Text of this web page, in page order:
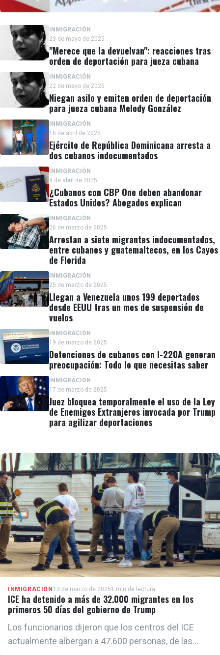
INMIGRACIÓN
23 de mayo de 2025
"Merece que la devuelvan": reacciones tras
orden de deportación para jueza cubana
INMIGRACIÓN
22 de mayo de 2025
Niegan asilo y emiten orden de deportación
para jueza cubana Melody González
INMIGRACIÓN
16 de abril de 2025
Ejército de República Dominicana arresta a
dos cubanos indocumentados
INMIGRACIÓN
9 de abril de 2025
¿Cubanos con CBP One deben abandonar
Estados Unidos? Abogados explican
INMIGRACIÓN
26 de marzo de 2025
Arrestan a siete migrantes indocumentados,
entre cubanos y guatemaltecos, en los Cayos
de Florida
INMIGRACIÓN
25 de marzo de 2025
Llegan a Venezuela unos 199 deportados
desde EEUU tras un mes de suspensión de
vuelos
INMIGRACIÓN
19 de marzo de 2025
Detenciones de cubanos con I-220A generan
preocupación: Todo lo que necesitas saber
INMIGRACIÓN
17 de marzo de 2025
Juez bloquea temporalmente el uso de la Ley
de Enemigos Extranjeros invocada por Trump
para agilizar deportaciones
INMIGRACIÓN 13 de marzo de 20251 min de lectura
ICE ha detenido a más de 32.000 migrantes en los
primeros 50 días del gobierno de Trump
Los funcionarios dijeron que los centros del ICE
actualmente albergan a 47.600 personas, de las